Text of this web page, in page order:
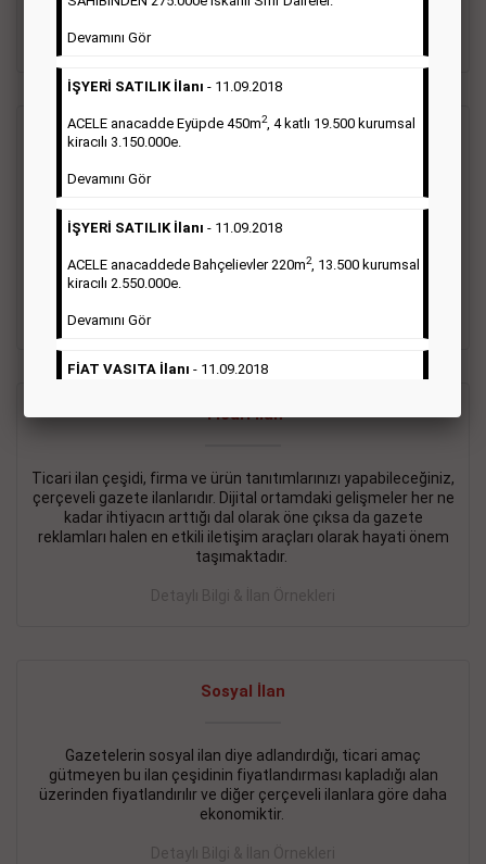
Detaylı Bilgi & İlan Örnekleri
Vasıta İlanı
Sarı sayfa ilanlar alım- satım, duyuru, mini reklam şeklinde
ifade edilebilen ilanlardır. Gazetelerin tirajını önemli ölçüde
etkilerler ve gazete gelirlerinin de önemli bir bölümünü
oluştururlar.Sabah sarı sayfa eleman ilanlarında 6 kelime
sayısı şartı aranmamaktadır.
Detaylı Bilgi & İlan Örnekleri
Ticari İlan
Ticari ilan çeşidi, firma ve ürün tanıtımlarınızı yapabileceğiniz,
çerçeveli gazete ilanlarıdır. Dijital ortamdaki gelişmeler her ne
kadar ihtiyacın arttığı dal olarak öne çıksa da gazete
reklamları halen en etkili iletişim araçları olarak hayati önem
taşımaktadır.
Detaylı Bilgi & İlan Örnekleri
Sosyal İlan
Gazetelerin sosyal ilan diye adlandırdığı, ticari amaç
gütmeyen bu ilan çeşidinin fiyatlandırması kapladığı alan
üzerinden fiyatlandırılır ve diğer çerçeveli ilanlara göre daha
ekonomiktir.
Detaylı Bilgi & İlan Örnekleri
Devamını Gör
İŞYERİ SATILIK İlanı - 11.09.2018
ACELE anacadde Eyüpde 450m2, 4 katlı 19.500 kurumsal
kiracılı 3.150.000e.
Devamını Gör
İŞYERİ SATILIK İlanı - 11.09.2018
ACELE anacaddede Bahçelievler 220m2, 13.500 kurumsal
kiracılı 2.550.000e.
Devamını Gör
FİAT VASITA İlanı - 11.09.2018
2.800.000e kurumsal mağaza.
BAKIRKÖY SATILIK İlanı- 11.09.2018
KARTALTEPEde kelepir 2+ 1 satılık daire
İŞYERİ KİRALIK İlanı - 11.09.2018
BEYLİKDÜZÜ Kavaklıda 4 katlı bina